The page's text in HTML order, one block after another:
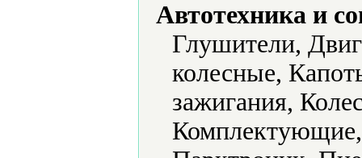
Автотехника и
Глушители,
колесные,
зажигания,